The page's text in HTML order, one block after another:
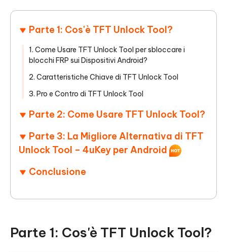
Parte 1: Cos'è TFT Unlock Tool?
1. Come Usare TFT Unlock Tool per sbloccare i
blocchi FRP sui Dispositivi Android?
2. Caratteristiche Chiave di TFT Unlock Tool
3. Pro e Contro di TFT Unlock Tool
Parte 2: Come Usare TFT Unlock Tool?
Parte 3: La Migliore Alternativa di TFT
Unlock Tool – 4uKey per Android
Conclusione
Parte 1: Cos'è TFT Unlock Tool?